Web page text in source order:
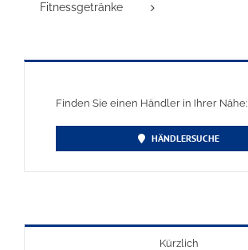
Fitnessgetränke
Finden Sie einen Händler in Ihrer Nähe:
HÄNDLERSUCHE
Kürzlich